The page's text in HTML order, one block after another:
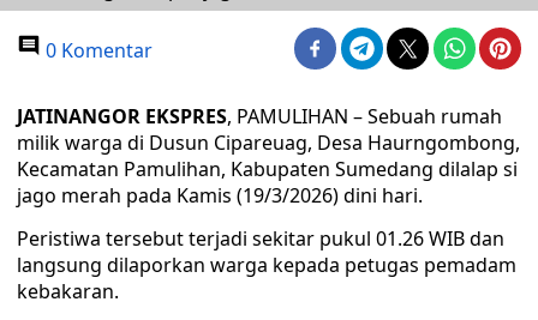
0 Komentar
JATINANGOR EKSPRES, PAMULIHAN – Sebuah rumah
milik warga di Dusun Cipareuag, Desa Haurngombong,
Kecamatan Pamulihan, Kabupaten Sumedang dilalap si
jago merah pada Kamis (19/3/2026) dini hari.
Peristiwa tersebut terjadi sekitar pukul 01.26 WIB dan
langsung dilaporkan warga kepada petugas pemadam
kebakaran.